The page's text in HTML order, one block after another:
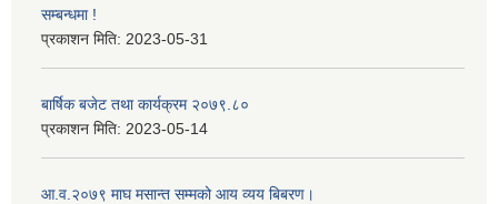
सम्बन्धमा !
प्रकाशन मिति: 2023-05-31
बार्षिक बजेट तथा कार्यक्रम २०७९.८०
प्रकाशन मिति: 2023-05-14
आ.व.२०७९ माघ मसान्त सम्मको आय व्यय बिबरण।